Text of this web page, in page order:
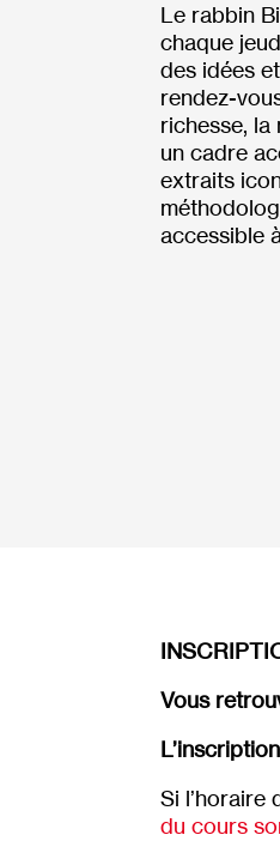
Le rabbin
chaque
des idées
rendez-
richesse,
un cadre
extraits
accessible
Vous
Si l’horaire
du cours